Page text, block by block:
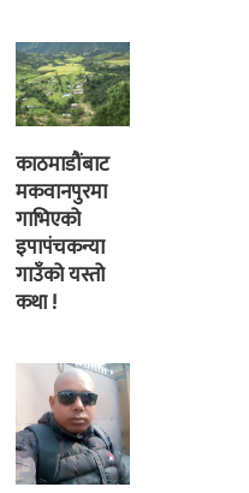
काठमाडौंबाट
मकवानपुरमा
गाभिएको
इपापंचकन्या
गाउँको यस्तो
कथा !